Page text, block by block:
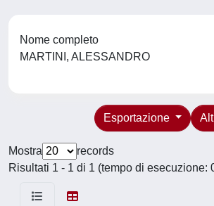
Nome completo
MARTINI, ALESSANDRO
Esportazione
Mostra
records
Risultati 1 - 1 di 1 (tempo di esecuzione: